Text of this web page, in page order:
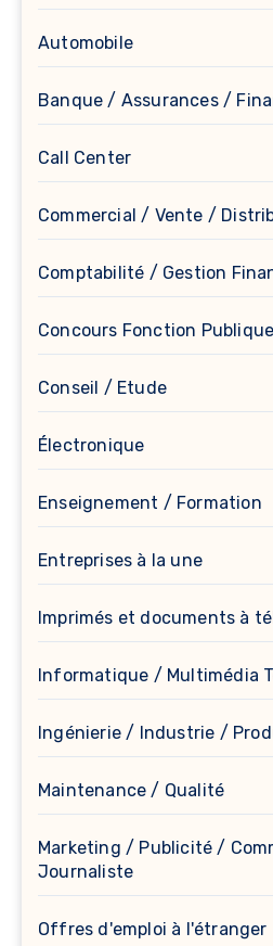
Automobile
Banque / Assurances /
Call Center
Commercial / Vente /
Comptabilité / Gestion
Concours Fonction
Conseil / Etude
Électronique
Enseignement / Formation
Entreprises à la une
Imprimés et documents à
Informatique / Multimédia
Ingénierie / Industrie /
Maintenance / Qualité
Marketing / Publicité /
Journaliste
Offres d'emploi à l'étranger